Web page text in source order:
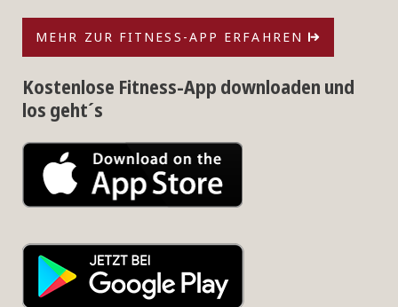
MEHR ZUR FITNESS-APP ERFAHREN
Kostenlose Fitness-App downloaden und
los geht´s